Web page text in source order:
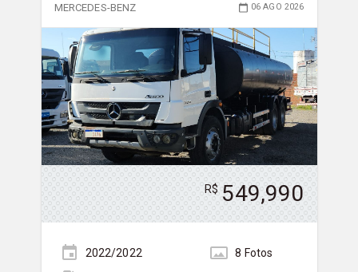
MERCEDES-BENZ 06 AGO 2026
R$ 549,990
2022/2022 8 Fotos